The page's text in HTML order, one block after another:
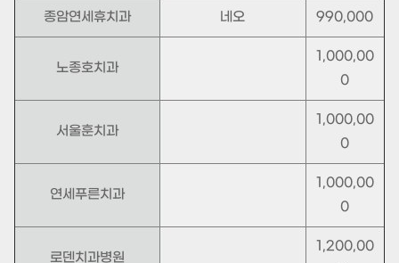
종암연세휴치과 네오 990,000
노종호치과
1,000,00
0
서울훈치과
1,000,00
0
연세푸른치과
1,000,00
0
로덴치과병원
1,200,00